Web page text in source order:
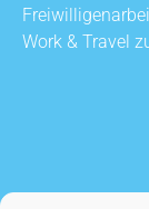
Work & Travel